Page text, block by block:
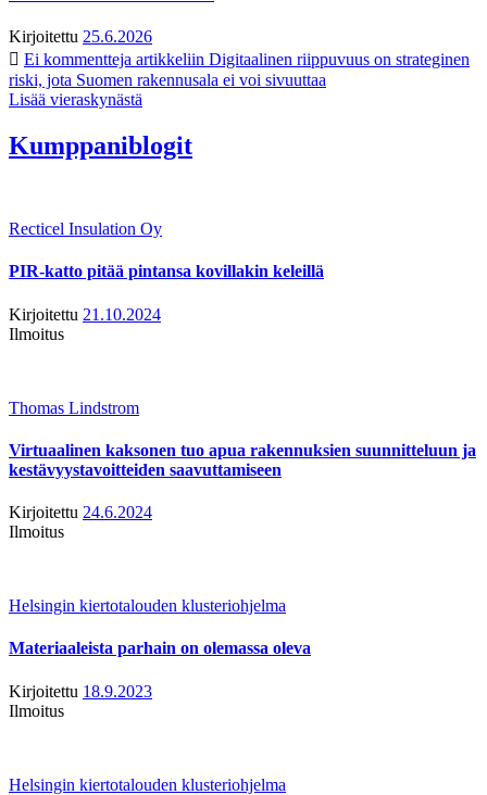
Kirjoitettu 25.6.2026
Ei kommentteja artikkeliin Digitaalinen riippuvuus on strateginen
riski, jota Suomen rakennusala ei voi sivuuttaa
Lisää vieraskynästä
Kumppaniblogit
Recticel Insulation Oy
PIR-katto pitää pintansa kovillakin keleillä
Kirjoitettu 21.10.2024
Ilmoitus
Thomas Lindstrom
Virtuaalinen kaksonen tuo apua rakennuksien suunnitteluun ja
kestävyystavoitteiden saavuttamiseen
Kirjoitettu 24.6.2024
Ilmoitus
Helsingin kiertotalouden klusteriohjelma
Materiaaleista parhain on olemassa oleva
Kirjoitettu 18.9.2023
Ilmoitus
Helsingin kiertotalouden klusteriohjelma